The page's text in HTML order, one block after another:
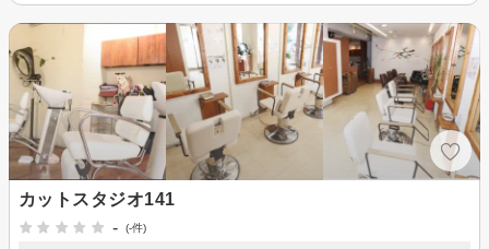
カットスタジオ141
-
(-件)